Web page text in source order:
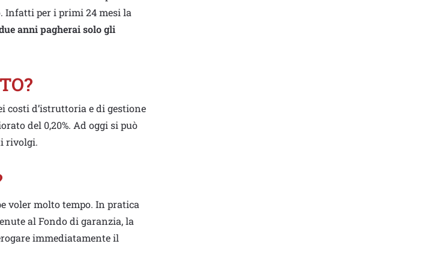
Infatti per i primi 24 mesi la
anni pagherai solo gli
costi d’istruttoria e di gestione
del 0,20%. Ad oggi si può
rivolgi.
voler molto tempo. In pratica
al Fondo di garanzia, la
immediatamente il